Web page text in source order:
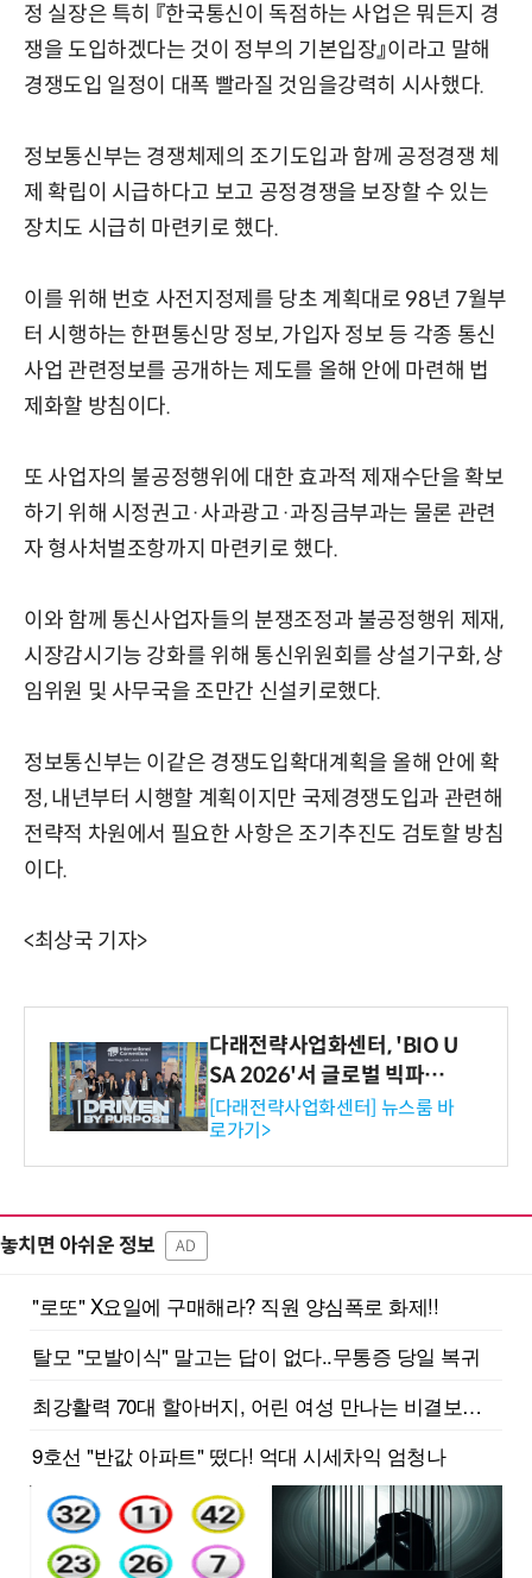
정 실장은 특히 『한국통신이 독점하는 사업은 뭐든지 경
쟁을 도입하겠다는 것이 정부의 기본입장』이라고 말해
경쟁도입 일정이 대폭 빨라질 것임을강력히 시사했다.
정보통신부는 경쟁체제의 조기도입과 함께 공정경쟁 체
제 확립이 시급하다고 보고 공정경쟁을 보장할 수 있는
장치도 시급히 마련키로 했다.
이를 위해 번호 사전지정제를 당초 계획대로 98년 7월부
터 시행하는 한편통신망 정보, 가입자 정보 등 각종 통신
사업 관련정보를 공개하는 제도를 올해 안에 마련해 법
제화할 방침이다.
또 사업자의 불공정행위에 대한 효과적 제재수단을 확보
하기 위해 시정권고·사과광고·과징금부과는 물론 관련
자 형사처벌조항까지 마련키로 했다.
이와 함께 통신사업자들의 분쟁조정과 불공정행위 제재,
시장감시기능 강화를 위해 통신위원회를 상설기구화, 상
임위원 및 사무국을 조만간 신설키로했다.
정보통신부는 이같은 경쟁도입확대계획을 올해 안에 확
정, 내년부터 시행할 계획이지만 국제경쟁도입과 관련해
전략적 차원에서 필요한 사항은 조기추진도 검토할 방침
이다.
<최상국 기자>
다래전략사업화센터, 'BIO U
SA 2026'서 글로벌 빅파마
와의 비즈니스 미팅 지원…K
-바이오 해외 진출 교두보 확
보
[다래전략사업화센터] 뉴스룸 바
로가기>
놓치면 아쉬운 정보 AD